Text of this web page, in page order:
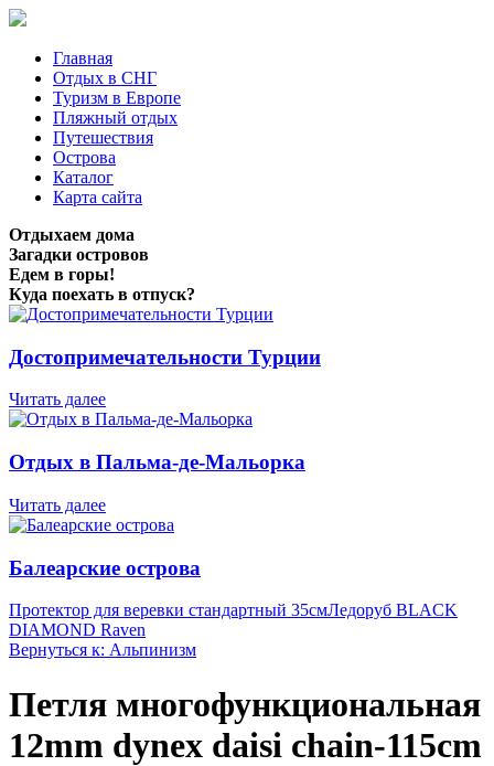
Главная
Отдых в СНГ
Туризм в Европе
Пляжный отдых
Путешествия
Острова
Каталог
Карта сайта
Отдыхаем дома
Загадки островов
Едем в горы!
Куда поехать в отпуск?
Достопримечательности Турции
Читать далее
Отдых в Пальма-де-Мальорка
Читать далее
Балеарские острова
Протектор для веревки стандартный 35смЛедоруб BLACK
DIAMOND Raven
Вернуться к: Альпинизм
Петля многофункциональная
12mm dynex daisi chain-115cm